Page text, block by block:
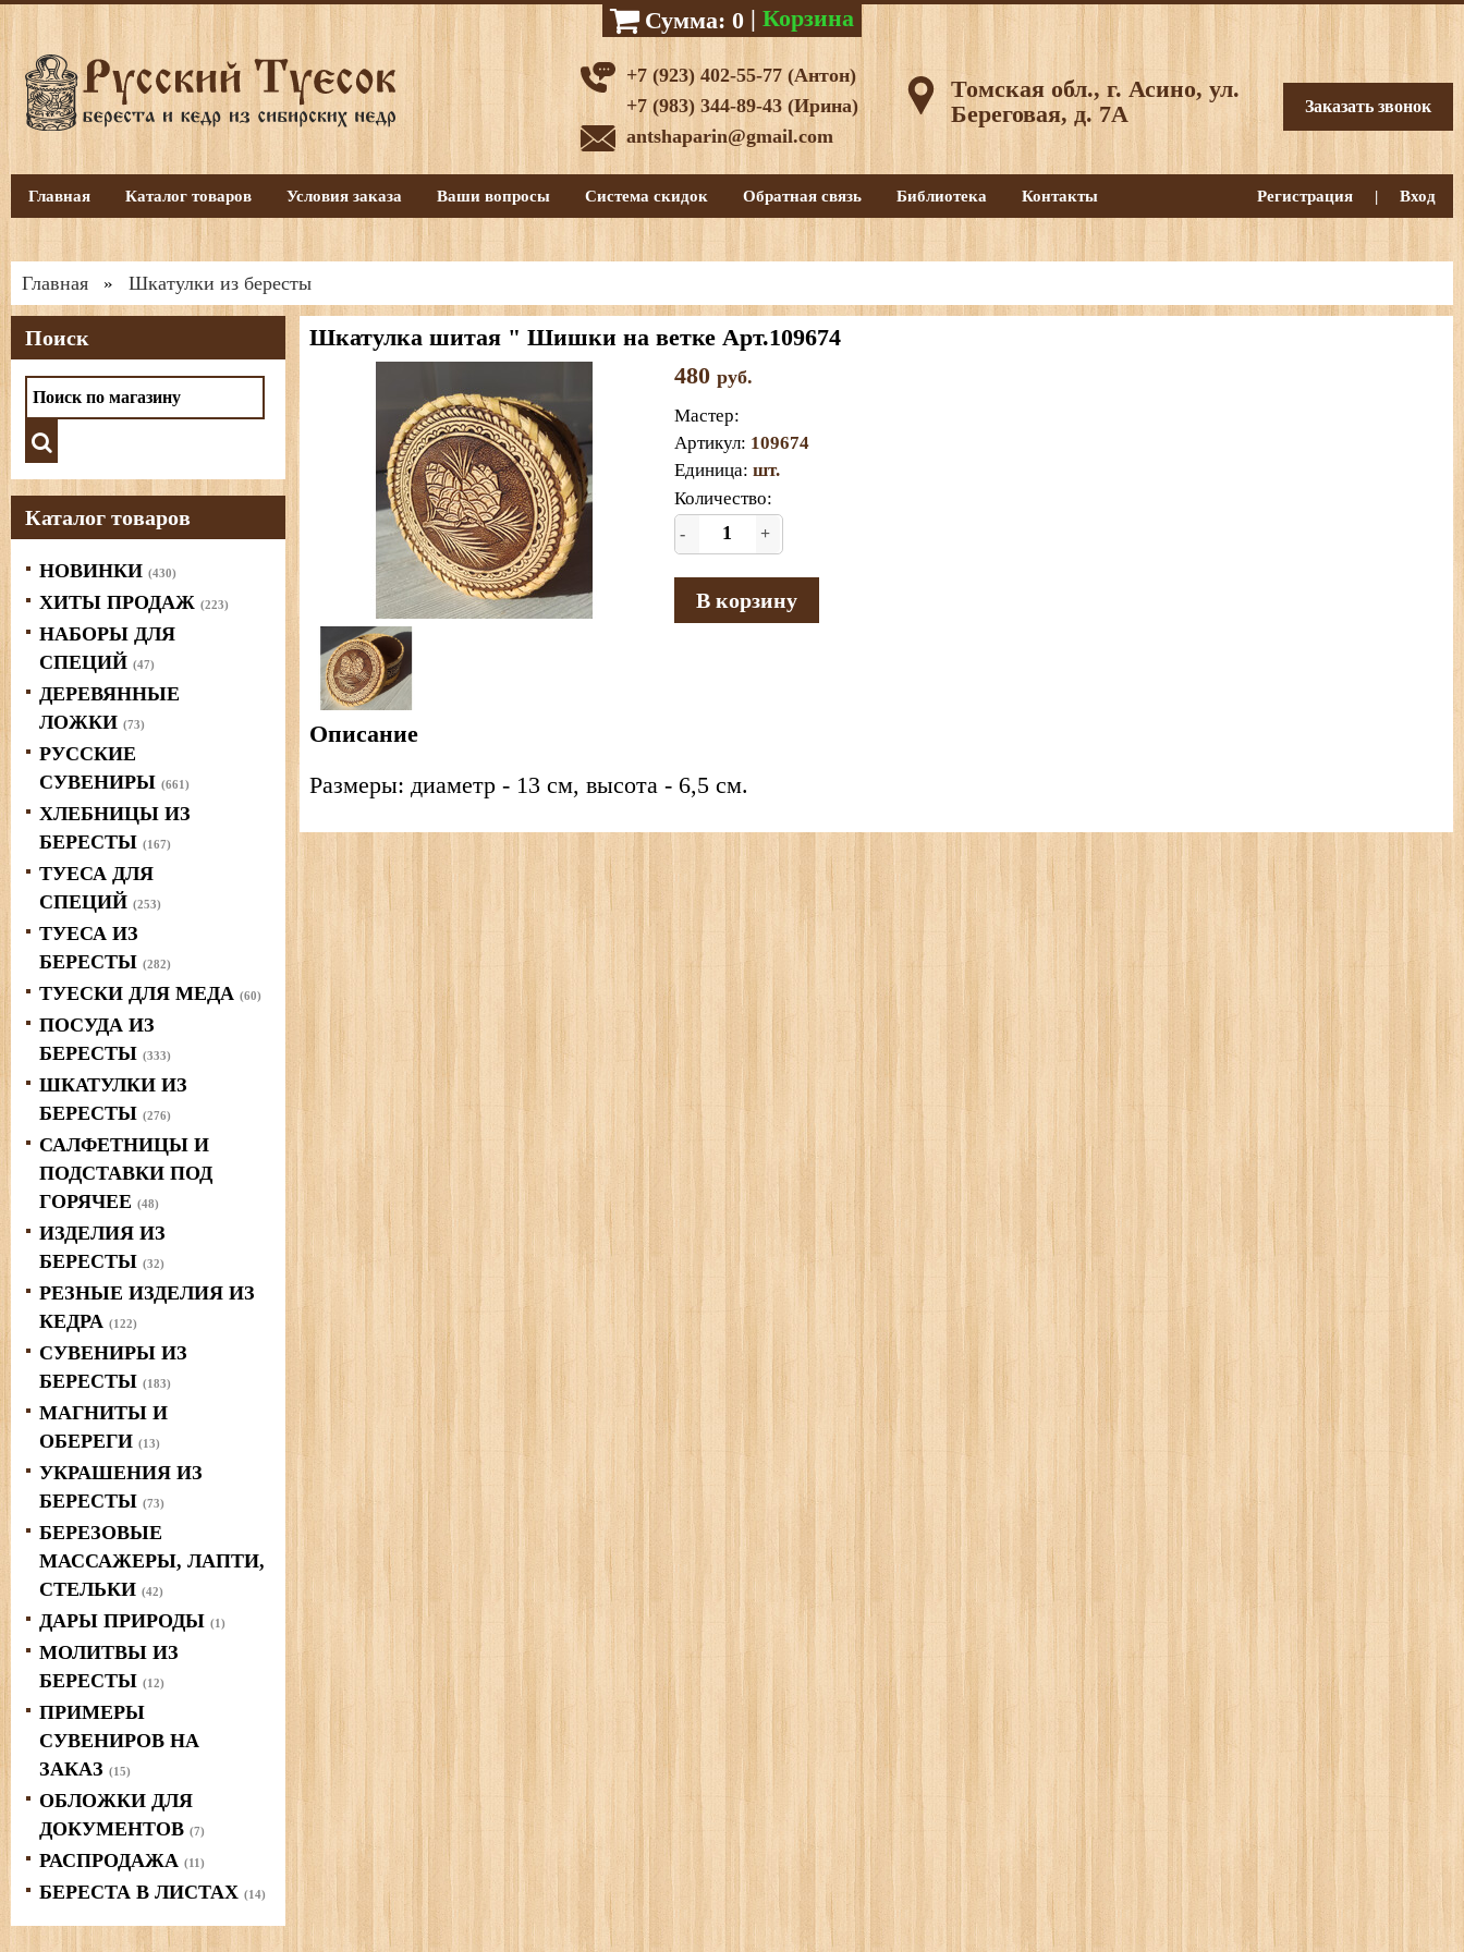
Сумма: 0 | Корзина
Главная Каталог товаров Условия заказа Ваши вопросы Система скидок Обратная связь Библиотека Контакты Регистрация | Вход
+7 (923) 402-55-77 (Антон)
+7 (983) 344-89-43 (Ирина)
antshaparin@gmail.com
Томская обл., г. Асино, ул.
Береговая, д. 7А
Заказать звонок
Главная » Шкатулки из бересты
Шкатулка шитая " Шишки на ветке Арт.109674
480 руб.
Мастер:
Артикул: 109674
Единица: шт.
Количество:
- +
В корзину
Описание
Размеры: диаметр - 13 см, высота - 6,5 см.
Поиск
Каталог товаров
НОВИНКИ (430)
ХИТЫ ПРОДАЖ (223)
НАБОРЫ ДЛЯ
СПЕЦИЙ (47)
ДЕРЕВЯННЫЕ
ЛОЖКИ (73)
РУССКИЕ
СУВЕНИРЫ (661)
ХЛЕБНИЦЫ ИЗ
БЕРЕСТЫ (167)
ТУЕСА ДЛЯ
СПЕЦИЙ (253)
ТУЕСА ИЗ
БЕРЕСТЫ (282)
ТУЕСКИ ДЛЯ МЕДА (60)
ПОСУДА ИЗ
БЕРЕСТЫ (333)
ШКАТУЛКИ ИЗ
БЕРЕСТЫ (276)
САЛФЕТНИЦЫ И
ПОДСТАВКИ ПОД
ГОРЯЧЕЕ (48)
ИЗДЕЛИЯ ИЗ
БЕРЕСТЫ (32)
РЕЗНЫЕ ИЗДЕЛИЯ ИЗ
КЕДРА (122)
СУВЕНИРЫ ИЗ
БЕРЕСТЫ (183)
МАГНИТЫ И
ОБЕРЕГИ (13)
УКРАШЕНИЯ ИЗ
БЕРЕСТЫ (73)
БЕРЕЗОВЫЕ
МАССАЖЕРЫ, ЛАПТИ,
СТЕЛЬКИ (42)
ДАРЫ ПРИРОДЫ (1)
МОЛИТВЫ ИЗ
БЕРЕСТЫ (12)
ПРИМЕРЫ
СУВЕНИРОВ НА
ЗАКАЗ (15)
ОБЛОЖКИ ДЛЯ
ДОКУМЕНТОВ (7)
РАСПРОДАЖА (11)
БЕРЕСТА В ЛИСТАХ (14)